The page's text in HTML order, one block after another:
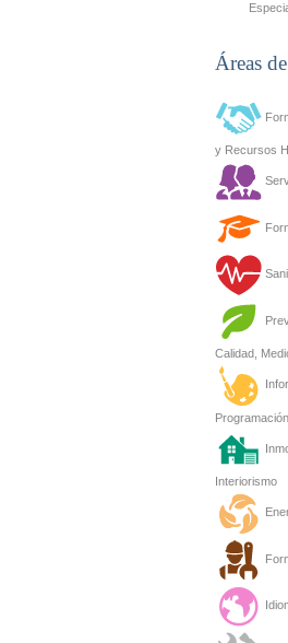
Áreas
y Recursos
Calidad,
Programación
Interiorismo